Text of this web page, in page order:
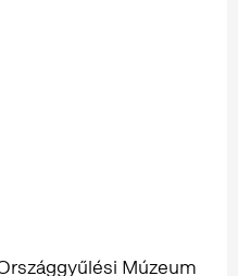
Múzeum